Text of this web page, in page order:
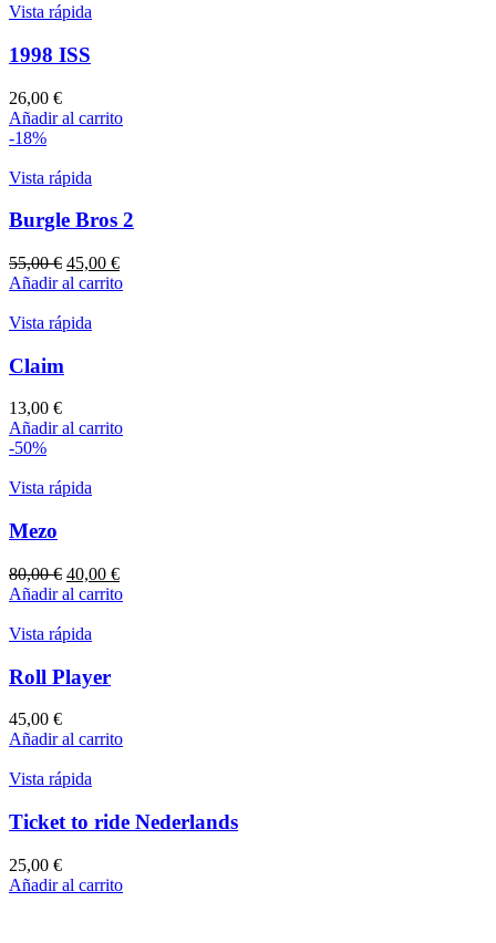
Vista rápida
1998 ISS
26,00 €
Añadir al carrito
-18%
Vista rápida
Burgle Bros 2
55,00€ El
precio
era:
45,00 €El
precio
Añadir al carrito
Vista rápida
Claim
13,00 €
Añadir al carrito
-50%
Vista rápida
Mezo
80,00€ El
precio
era:
40,00 €El
precio
Añadir al carrito
Vista rápida
Roll Player
45,00 €
Añadir al carrito
Vista rápida
Ticket to ride Nederlands
25,00 €
Añadir al carrito